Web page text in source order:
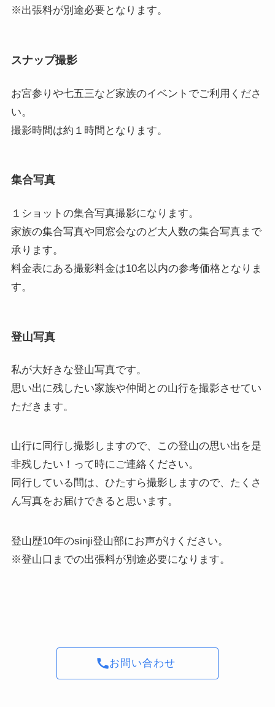
※出張料が別途必要となります。
スナップ撮影
お宮参りや七五三など家族のイベントでご利用くださ
い。
撮影時間は約１時間となります。
集合写真
１ショットの集合写真撮影になります。
家族の集合写真や同窓会なのど大人数の集合写真まで
承ります。
料金表にある撮影料金は10名以内の参考価格となりま
す。
登山写真
私が大好きな登山写真です。
思い出に残したい家族や仲間との山行を撮影させてい
ただきます。
山行に同行し撮影しますので、この登山の思い出を是
非残したい！って時にご連絡ください。
同行している間は、ひたすら撮影しますので、たくさ
ん写真をお届けできると思います。
登山歴10年のsinji登山部にお声がけください。
※登山口までの出張料が別途必要になります。
お問い合わせ